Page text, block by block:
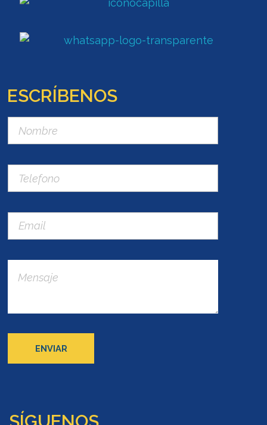
ESCRÍBENOS